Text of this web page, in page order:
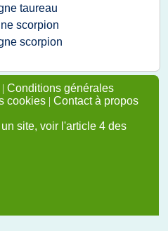
taureau
scorpion
scorpion
| Conditions générales
cookies | Contact à propos
site, voir l'article 4 des